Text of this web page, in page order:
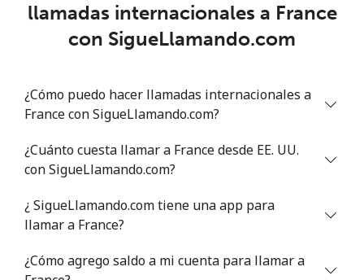
llamadas internacionales a France
con SigueLlamando.com
¿Cómo puedo hacer llamadas internacionales a
France con SigueLlamando.com?
¿Cuánto cuesta llamar a France desde EE. UU.
con SigueLlamando.com?
¿ SigueLlamando.com tiene una app para
llamar a France?
¿Cómo agrego saldo a mi cuenta para llamar a